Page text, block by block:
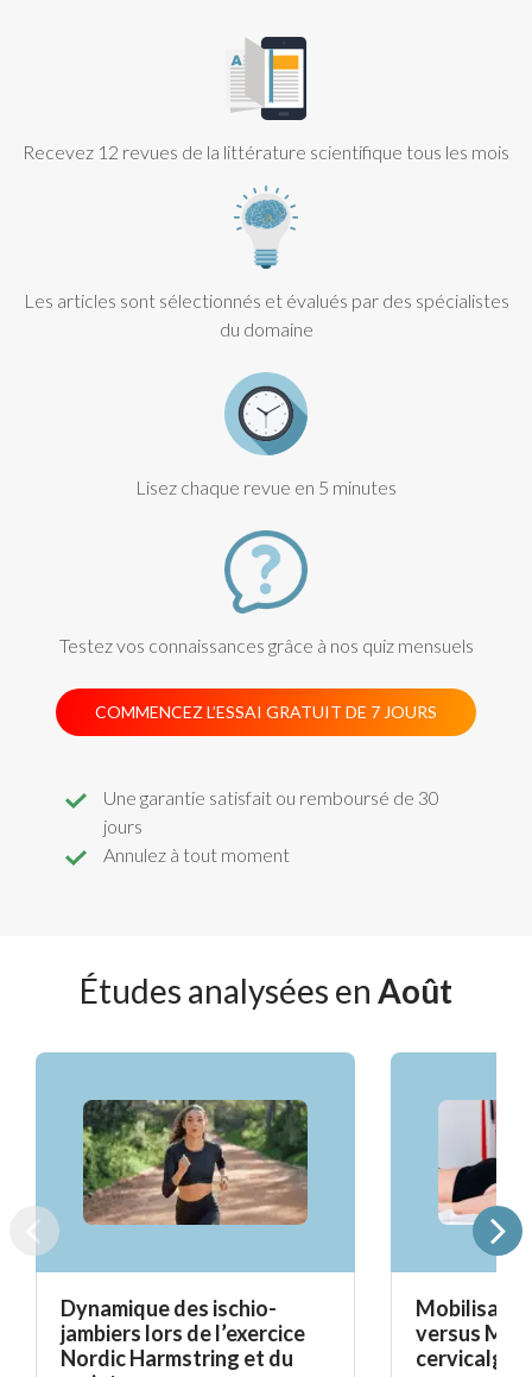
Recevez 12 revues de la littérature scientifique tous les mois
Les articles sont sélectionnés et évalués par des spécialistes
du domaine
Lisez chaque revue en 5 minutes
Testez vos connaissances grâce à nos quiz mensuels
COMMENCEZ L’ESSAI GRATUIT DE 7 JOURS
Une garantie satisfait ou remboursé de 30
jours
Annulez à tout moment
Études analysées en Août
Dynamique des ischio-
jambiers lors de l’exercice
Nordic Harmstring et du
versus
cervicalgie